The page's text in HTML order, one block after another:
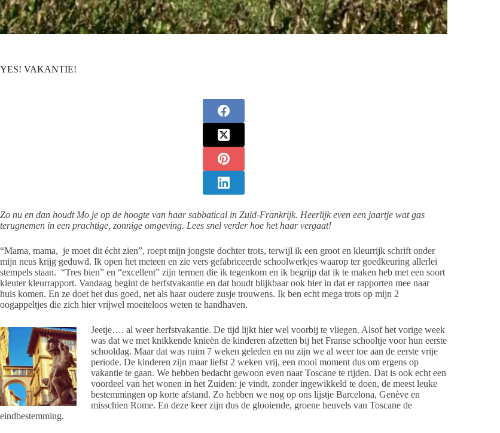
YES! VAKANTIE!
Zo nu en dan houdt Mo je op de hoogte van haar sabbatical in Zuid-Frankrijk. Heerlijk even een jaartje wat gas
terugnemen in een prachtige, zonnige omgeving. Lees snel verder hoe het haar vergaat!
“Mama, mama, je moet dit écht zien”, roept mijn jongste dochter trots, terwijl ik een groot en kleurrijk schrift onder
mijn neus krijg geduwd. Ik open het meteen en zie vers gefabriceerde schoolwerkjes waarop ter goedkeuring allerlei
stempels staan. “Tres bien” en “excellent” zijn termen die ik tegenkom en ik begrijp dat ik te maken heb met een soort
kleuter kleurrapport. Vandaag begint de herfstvakantie en dat houdt blijkbaar ook hier in dat er rapporten mee naar
huis komen. En ze doet het dus goed, net als haar oudere zusje trouwens. Ik ben echt mega trots op mijn 2
oogappeltjes die zich hier vrijwel moeiteloos weten te handhaven.
Jeetje…. al weer herfstvakantie. De tijd lijkt hier wel voorbij te vliegen. Alsof het vorige week
was dat we met knikkende knieën de kinderen afzetten bij het Franse schooltje voor hun eerste
schooldag. Maar dat was ruim 7 weken geleden en nu zijn we al weer toe aan de eerste vrije
periode. De kinderen zijn maar liefst 2 weken vrij, een mooi moment dus om ergens op
vakantie te gaan. We hebben bedacht gewoon even naar Toscane te rijden. Dat is ook echt een
voordeel van het wonen in het Zuiden: je vindt, zonder ingewikkeld te doen, de meest leuke
bestemmingen op korte afstand. Zo hebben we nog op ons lijstje Barcelona, Genève en
misschien Rome. En deze keer zijn dus de glooiende, groene heuvels van Toscane de
eindbestemming.